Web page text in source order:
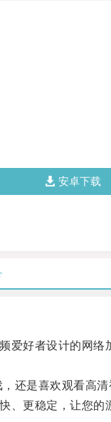
安卓下载
好者设计的网络
是喜欢观看高清
更稳定，让您的